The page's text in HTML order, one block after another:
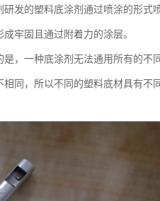
发的塑料底涂剂通过喷涂的形式
牢固且通过附着力的涂层。
，一种底涂剂无法通用所有的不
同，所以不同的塑料底材具有不